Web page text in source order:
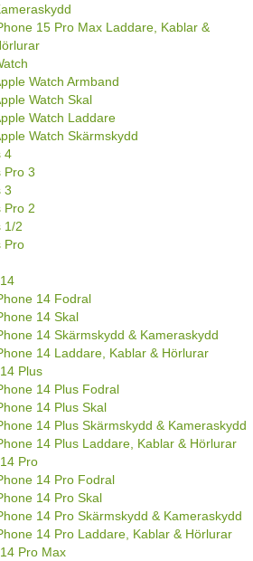
15 Pro Max Laddare, Kablar &
Watch Armband
Watch Skal
Watch Laddare
Watch Skärmskydd
4
Pro 3
3
Pro 2
1/2
Pro
14 Fodral
14 Skal
14 Skärmskydd & Kameraskydd
14 Laddare, Kablar & Hörlurar
Plus
14 Plus Fodral
14 Plus Skal
14 Plus Skärmskydd & Kameraskydd
14 Plus Laddare, Kablar & Hörlurar
Pro
14 Pro Fodral
14 Pro Skal
14 Pro Skärmskydd & Kameraskydd
14 Pro Laddare, Kablar & Hörlurar
Pro Max